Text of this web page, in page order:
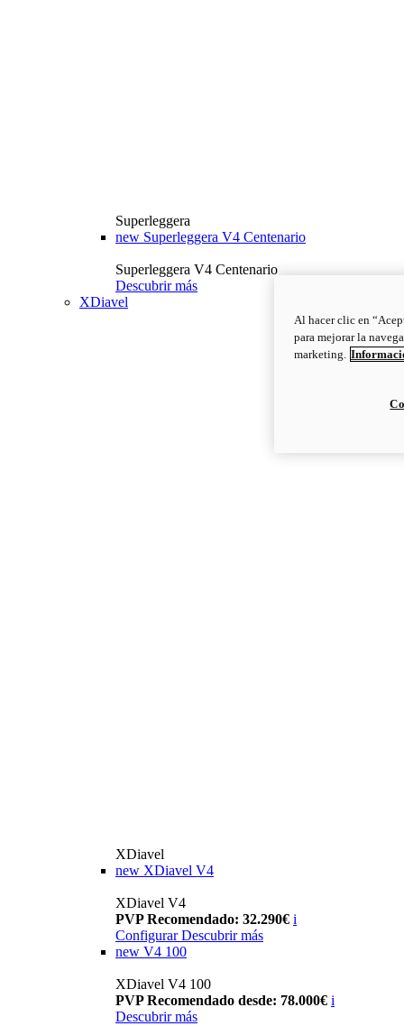
Superleggera
new Superleggera V4 Centenario
Superleggera V4 Centenario
Descubrir más
XDiavel
XDiavel
new XDiavel V4
XDiavel V4
PVP Recomendado: 32.290€ i
Configurar Descubrir más
new V4 100
XDiavel V4 100
PVP Recomendado desde: 78.000€ i
Descubrir más
Al hacer clic en
para mejorar la
marketing.